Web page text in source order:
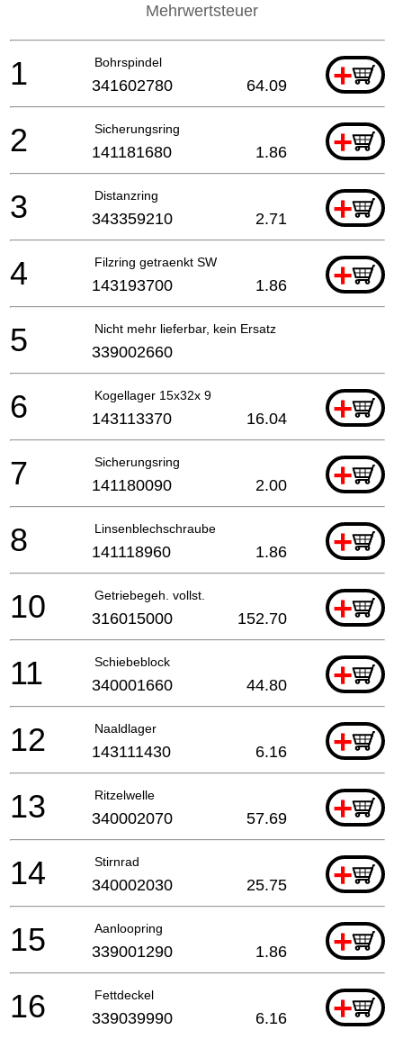
Mehrwertsteuer
Bohrspindel +
1 341602780 64.09
Sicherungsring +
2 141181680 1.86
Distanzring +
3 343359210 2.71
Filzring getraenkt SW +
4 143193700 1.86
Nicht mehr lieferbar, kein Ersatz
5 339002660
Kogellager 15x32x 9 +
6 143113370 16.04
Sicherungsring +
7 141180090 2.00
Linsenblechschraube +
8 141118960 1.86
Getriebegeh. vollst. +
10 316015000 152.70
Schiebeblock +
11 340001660 44.80
Naaldlager +
12 143111430 6.16
Ritzelwelle +
13 340002070 57.69
Stirnrad +
14 340002030 25.75
Aanloopring +
15 339001290 1.86
Fettdeckel +
16 339039990 6.16